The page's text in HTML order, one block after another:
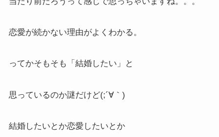
恋愛が続かない理由がよくわかる。
ってかそもそも「結婚したい」と
思っているのか謎だけど(;´∀｀)
結婚したいとか恋愛したいとか